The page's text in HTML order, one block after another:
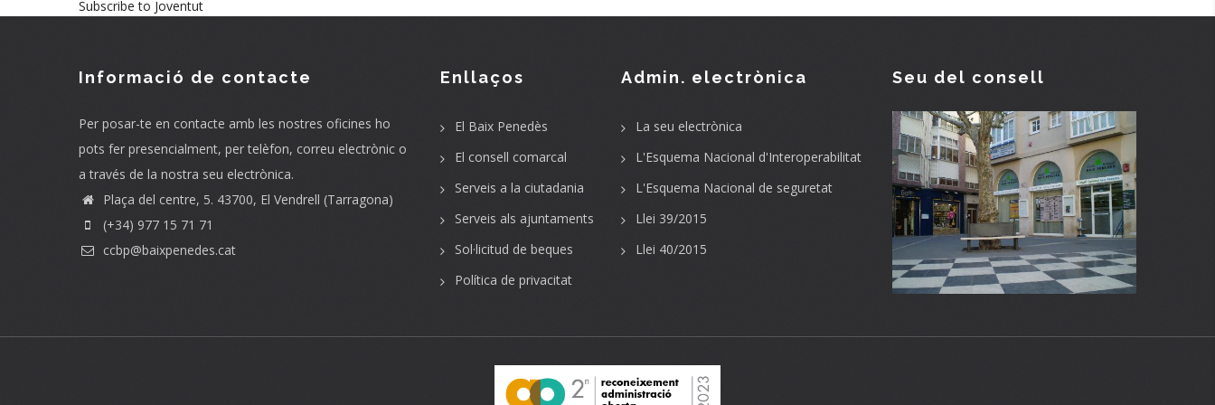
Subscribe to Joventut
Informació de contacte
Per posar-te en contacte amb les nostres oficines ho
pots fer presencialment, per telèfon, correu electrònic o
a través de la nostra seu electrònica.
Plaça del centre, 5. 43700, El Vendrell (Tarragona)
(+34) 977 15 71 71
ccbp@baixpenedes.cat
Enllaços
El Baix Penedès
El consell comarcal
Serveis a la ciutadania
Serveis als ajuntaments
Sol·licitud de beques
Política de privacitat
Admin. electrònica
La seu electrònica
L'Esquema Nacional d'Interoperabilitat
L'Esquema Nacional de seguretat
Llei 39/2015
Llei 40/2015
Seu del consell